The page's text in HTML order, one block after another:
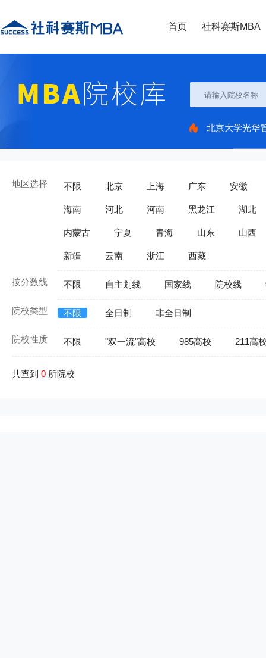
首页 社科赛斯MBA
北京大学光华
地区选择 不限 北京 上海 广东 安徽
海南 河北 河南 黑龙江 湖北
内蒙古 宁夏 青海 山东 山西
新疆 云南 浙江 西藏
按分数线 不限 自主划线 国家线 院校线
院校类型 不限 全日制 非全日制
院校性质 不限 "双一流"高校 985高校 211高
共查到 0 所院校